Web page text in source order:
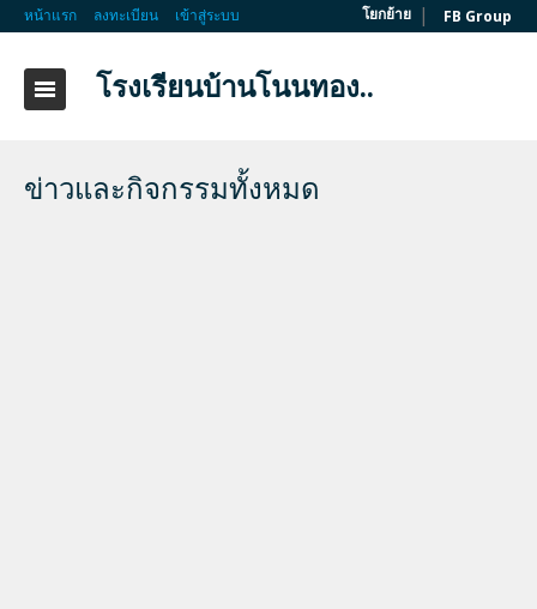
หน้าแรก ลงทะเบียน เข้าสู่ระบบ โยกย้าย | FB Group
โรงเรียนบ้านโนนทอง..
ข่าวและกิจกรรมทั้งหมด